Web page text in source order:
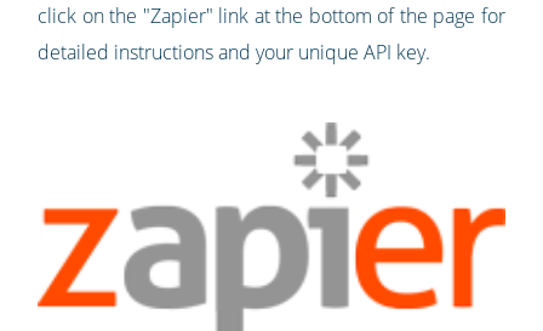
click on the "Zapier" link at the bottom of the page for
detailed instructions and your unique API key.